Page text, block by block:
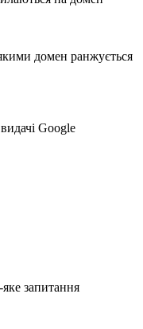
домен ранжується
Google
яке запитання